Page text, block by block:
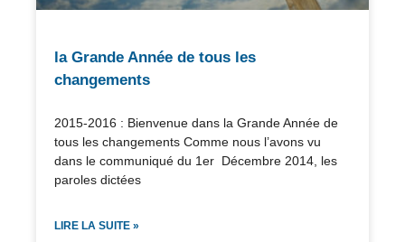
la Grande Année de tous les
changements
2015-2016 : Bienvenue dans la Grande Année de
tous les changements Comme nous l’avons vu
dans le communiqué du 1er Décembre 2014, les
paroles dictées
LIRE LA SUITE »